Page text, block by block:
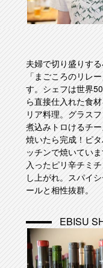
夫婦で切り盛りす
「まごころのリレ
す。シェフは世界
ら直接仕入れた食
リア料理。グラス
煮込みトロけるチ
焼いたら完成！ピ
ッチンで焼いてい
入ったピリ辛チミ
し上がれ。スパイ
ールと相性抜群。
EBISU